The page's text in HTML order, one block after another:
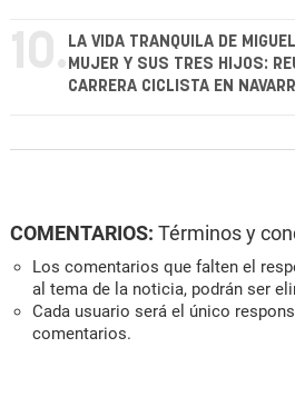
10. LA VIDA TRANQUILA DE
MUJER Y SUS TRES HIJOS:
CARRERA CICLISTA EN
COMENTARIOS: Términos y
Los comentarios que falten el
al tema de la noticia, podrán ser
Cada usuario será el único
comentarios.